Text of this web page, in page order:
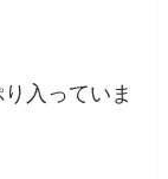
入っていま